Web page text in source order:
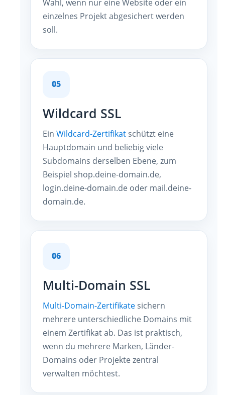
Wahl, wenn nur eine Website oder ein
einzelnes Projekt abgesichert werden
soll.
05
Wildcard SSL
Ein Wildcard-Zertifikat schützt eine
Hauptdomain und beliebig viele
Subdomains derselben Ebene, zum
Beispiel shop.deine-domain.de,
login.deine-domain.de oder mail.deine-
domain.de.
06
Multi-Domain SSL
Multi-Domain-Zertifikate sichern
mehrere unterschiedliche Domains mit
einem Zertifikat ab. Das ist praktisch,
wenn du mehrere Marken, Länder-
Domains oder Projekte zentral
verwalten möchtest.